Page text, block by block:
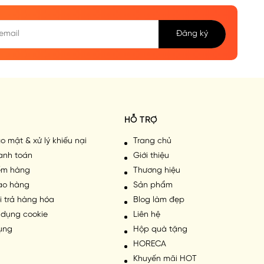
Đăng ký
mật & xử lý khiếu nại
toán
hàng
hàng
trả hàng hóa
cookie
HỖ TRỢ
Trang chủ
Giới thiệu
Thương hiệu
Sản phẩm
Blog làm đẹp
Liên hệ
Hộp quà tặng
HORECA
Khuyến mãi HOT